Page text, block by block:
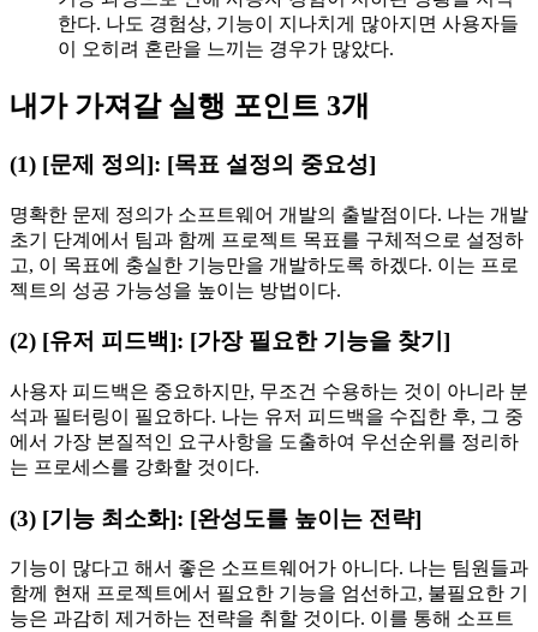
한다. 나도 경험상, 기능이 지나치게 많아지면 사용자들
이 오히려 혼란을 느끼는 경우가 많았다.
내가 가져갈 실행 포인트 3개
(1) [문제 정의]: [목표 설정의 중요성]
명확한 문제 정의가 소프트웨어 개발의 출발점이다. 나는 개발
초기 단계에서 팀과 함께 프로젝트 목표를 구체적으로 설정하
고, 이 목표에 충실한 기능만을 개발하도록 하겠다. 이는 프로
젝트의 성공 가능성을 높이는 방법이다.
(2) [유저 피드백]: [가장 필요한 기능을 찾기]
사용자 피드백은 중요하지만, 무조건 수용하는 것이 아니라 분
석과 필터링이 필요하다. 나는 유저 피드백을 수집한 후, 그 중
에서 가장 본질적인 요구사항을 도출하여 우선순위를 정리하
는 프로세스를 강화할 것이다.
(3) [기능 최소화]: [완성도를 높이는 전략]
기능이 많다고 해서 좋은 소프트웨어가 아니다. 나는 팀원들과
함께 현재 프로젝트에서 필요한 기능을 엄선하고, 불필요한 기
능은 과감히 제거하는 전략을 취할 것이다. 이를 통해 소프트